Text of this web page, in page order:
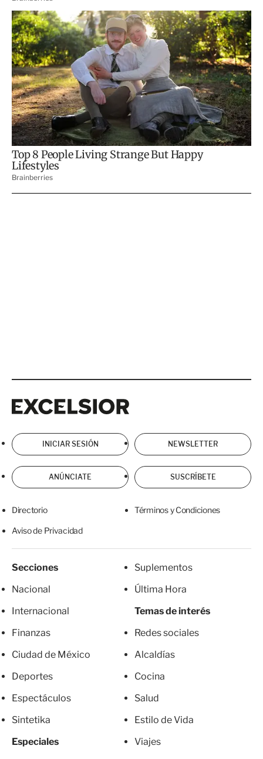
INICIAR SESIÓN NEWSLETTER
ANÚNCIATE SUSCRÍBETE
Directorio Términos y Condiciones
Aviso de Privacidad
Secciones
Nacional
Internacional
Finanzas
Ciudad de México
Deportes
Espectáculos
Sintetika
Especiales
Suplementos
Última Hora
Temas de interés
Redes sociales
Alcaldías
Cocina
Salud
Estilo de Vida
Viajes